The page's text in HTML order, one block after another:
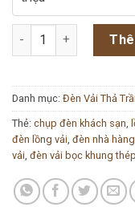
Đèn Vải Trang Trí
Danh mục: Đèn Vải Thả
Thẻ: chụp đèn khách sạn
đèn lồng vải đèn nhà hàng
vải đèn vải bọc khung thép